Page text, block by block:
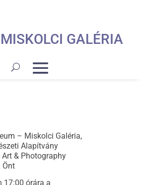
MISKOLCI GALÉRIA
– Miskolci Galéria,
Alapítvány
& Photography
Önt
17:00 órára a